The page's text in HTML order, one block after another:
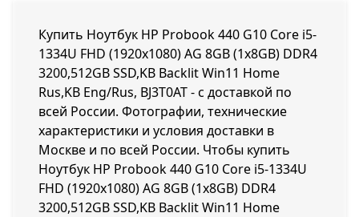
Купить Ноутбук HP Probook 440 G10 Core i5-
1334U FHD (1920x1080) AG 8GB (1x8GB) DDR4
3200,512GB SSD,KB Backlit Win11 Home
Rus,KB Eng/Rus, BJ3T0AT - с доставкой по
всей России. Фотографии, технические
характеристики и условия доставки в
Москве и по всей России. Чтобы купить
Ноутбук HP Probook 440 G10 Core i5-1334U
FHD (1920x1080) AG 8GB (1x8GB) DDR4
3200,512GB SSD,KB Backlit Win11 Home